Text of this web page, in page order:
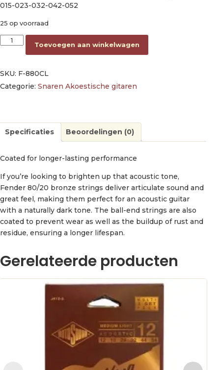
015-023-032-042-052
25 op voorraad
string set acoustic, coated bronze, custom light, 011-015-
Toevoegen aan winkelwagen
SKU: F-880CL
Categorie: Snaren Akoestische gitaren
Specificaties Beoordelingen (0)
Coated for longer-lasting performance
If you’re looking to brighten up that acoustic tone,
Fender 80/20 bronze strings deliver articulate sound and
great feel, making them perfect for an acoustic guitar
with a naturally dark tone. The ball-end strings are also
coated to prevent wear as well as the buildup of rust and
residue, ensuring a longer lifespan.
Gerelateerde producten